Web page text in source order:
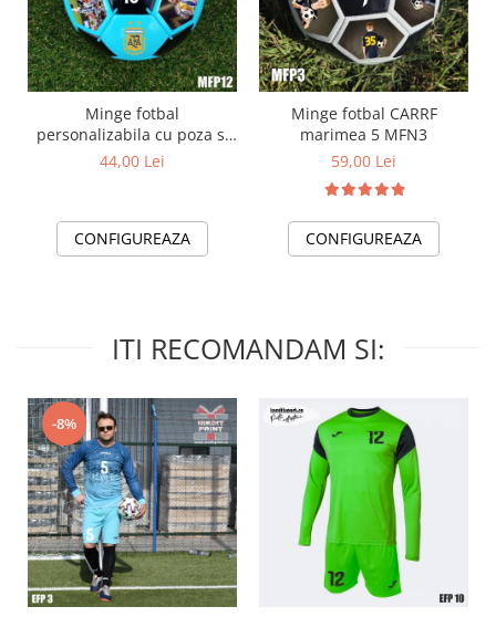
Minge fotbal
personalizabila cu poza si
text MFN12
44,00 Lei
CONFIGUREAZA
Minge fotbal CARRF
marimea 5 MFN3
59,00 Lei
CONFIGUREAZA
ITI RECOMANDAM SI:
-8%